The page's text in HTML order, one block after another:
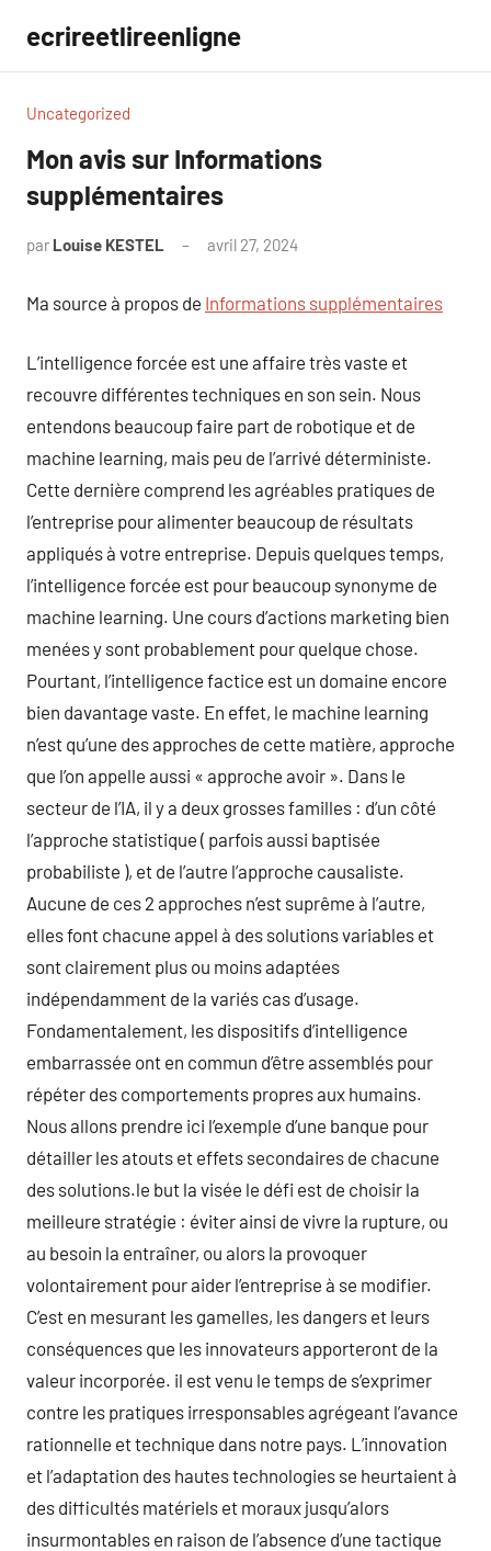
contenu
ecrireetlireenligne
Uncategorized
Mon avis sur Informations
supplémentaires
par Louise KESTEL avril 27, 2024
Ma source à propos de Informations supplémentaires
L’intelligence forcée est une affaire très vaste et
recouvre différentes techniques en son sein. Nous
entendons beaucoup faire part de robotique et de
machine learning, mais peu de l’arrivé déterministe.
Cette dernière comprend les agréables pratiques de
l’entreprise pour alimenter beaucoup de résultats
appliqués à votre entreprise. Depuis quelques temps,
l’intelligence forcée est pour beaucoup synonyme de
machine learning. Une cours d’actions marketing bien
menées y sont probablement pour quelque chose.
Pourtant, l’intelligence factice est un domaine encore
bien davantage vaste. En effet, le machine learning
n’est qu’une des approches de cette matière, approche
que l’on appelle aussi « approche avoir ». Dans le
secteur de l’IA, il y a deux grosses familles : d’un côté
l’approche statistique ( parfois aussi baptisée
probabiliste ), et de l’autre l’approche causaliste.
Aucune de ces 2 approches n’est suprême à l’autre,
elles font chacune appel à des solutions variables et
sont clairement plus ou moins adaptées
indépendamment de la variés cas d’usage.
Fondamentalement, les dispositifs d’intelligence
embarrassée ont en commun d’être assemblés pour
répéter des comportements propres aux humains.
Nous allons prendre ici l’exemple d’une banque pour
détailler les atouts et effets secondaires de chacune
des solutions.le but la visée le défi est de choisir la
meilleure stratégie : éviter ainsi de vivre la rupture, ou
au besoin la entraîner, ou alors la provoquer
volontairement pour aider l’entreprise à se modifier.
C’est en mesurant les gamelles, les dangers et leurs
conséquences que les innovateurs apporteront de la
valeur incorporée. il est venu le temps de s’exprimer
contre les pratiques irresponsables agrégeant l’avance
rationnelle et technique dans notre pays. L’innovation
et l’adaptation des hautes technologies se heurtaient à
des difficultés matériels et moraux jusqu’alors
insurmontables en raison de l’absence d’une tactique